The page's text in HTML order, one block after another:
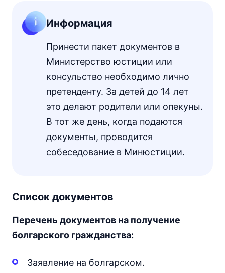
Информация
Принести пакет документов в
Министерство юстиции или
консульство необходимо лично
претенденту. За детей до 14 лет
это делают родители или опекуны.
В тот же день, когда подаются
документы, проводится
собеседование в Минюстиции.
Список документов
Перечень документов на получение
болгарского гражданства:
Заявление на болгарском.